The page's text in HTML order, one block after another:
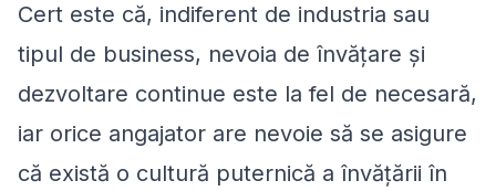
Cert este că, indiferent de industria sau
tipul de business, nevoia de învățare și
dezvoltare continue este la fel de necesară,
iar orice angajator are nevoie să se asigure
că există o cultură puternică a învățării în